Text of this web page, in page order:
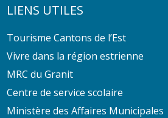
LIENS UTILES
Tourisme Cantons de l’Est
Vivre dans la région estrienne
MRC du Granit
Centre de service scolaire
Ministère des Affaires Municipales